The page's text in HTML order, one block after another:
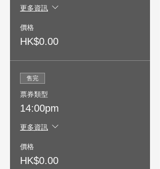
更多資訊
價格
HK$0.00
售完
票券類型
14:00pm
更多資訊
價格
HK$0.00